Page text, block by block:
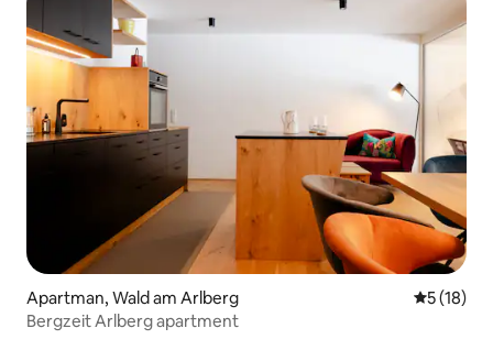
Apartman, Wald am Arlberg Prosečna
5 (18)
Bergzeit Arlberg apartment